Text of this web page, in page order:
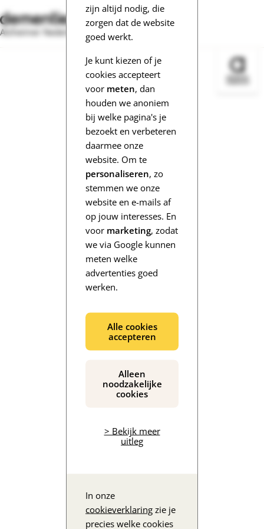
zijn altijd nodig, die
zorgen dat de website
goed werkt.
Je kunt kiezen of je
cookies accepteert
voor meten, dan
houden we anoniem
bij welke pagina's je
bezoekt en verbeteren
daarmee onze
website. Om te
personaliseren, zo
stemmen we onze
website en e-mails af
op jouw interesses. En
voor marketing, zodat
we via Google kunnen
meten welke
advertenties goed
werken.
Alle cookies
accepteren
Alleen
noodzakelijke
cookies
> Bekijk meer
uitleg
In onze
cookieverklaring zie je
precies welke cookies
Alzheimer Nederland
De inhoud wordt geladen...